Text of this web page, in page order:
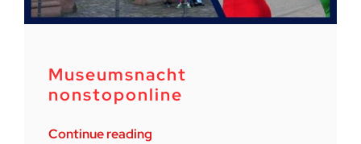
Museumsnacht
nonstoponline
Continue reading